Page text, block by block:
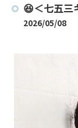
😆＜七五三
2026/05/08